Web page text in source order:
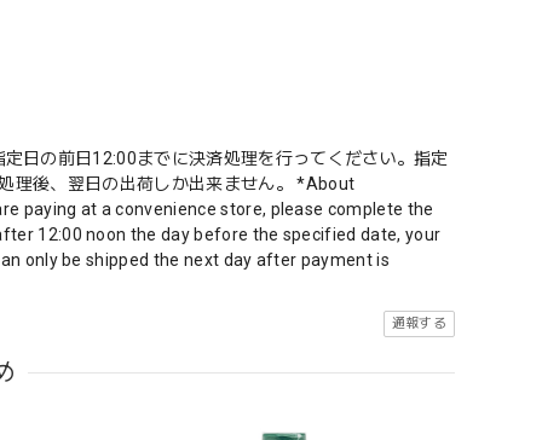
日の前日12:00までに決済処理を行ってください。指定
理後、翌日の出荷しか出来ません。 *About
paying at a convenience store, please complete the
12:00 noon the day before the specified date, your
only be shipped the next day after payment is
通報する